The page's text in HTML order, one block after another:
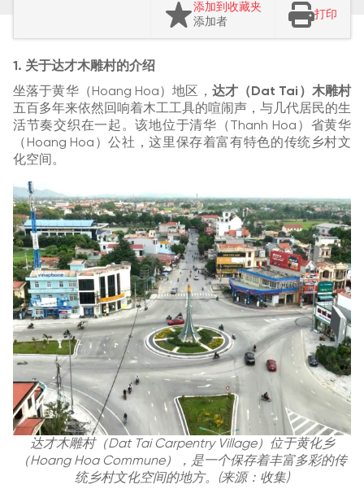
添加到收藏夹
添加者
打印
1. 关于达才木雕村的介绍
坐落于黄华（Hoang Hoa）地区， 达才（Dat Tai）木雕村
五百多年来依然回响着木工工具的喧闹声，与几代居民的生
活节奏交织在一起。该地位于清华（Thanh Hoa）省黄华
（Hoang Hoa）公社，这里保存着富有特色的传统乡村文
化空间。
达才木雕村（Dat Tai Carpentry Village）位于黄化乡
（Hoang Hoa Commune），是一个保存着丰富多彩的传
统乡村文化空间的地方。(来源：收集)